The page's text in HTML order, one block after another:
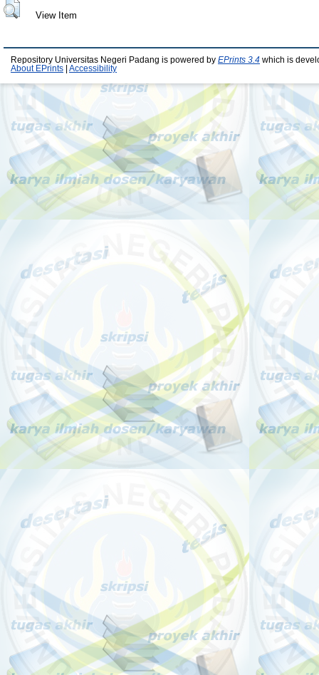
View Item
Repository Universitas Negeri Padang is powered by EPrints 3.4 which is
About EPrints
Accessibility